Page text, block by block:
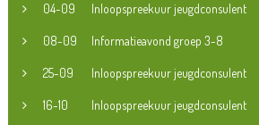
04-09 Inloopspreekuur jeugdconsulent
08-09 Informatieavond groep 3-8
25-09 Inloopspreekuur jeugdconsulent
16-10 Inloopspreekuur jeugdconsulent